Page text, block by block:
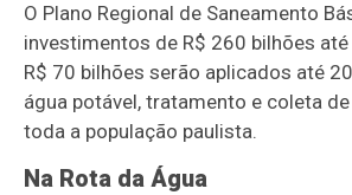
O Plano Regional de Saneamento
investimentos de R$ 260 bilhões
R$ 70 bilhões serão aplicados até
água potável, tratamento e coleta
toda a população paulista.
Na Rota da Água